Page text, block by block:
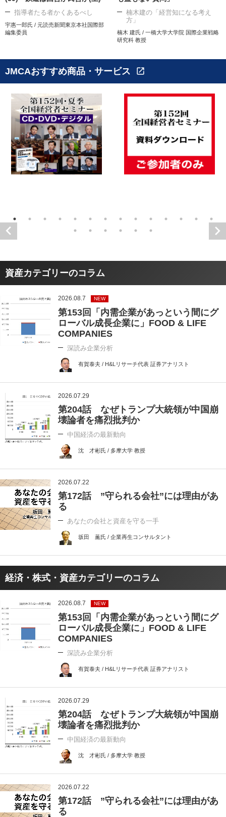
指導者たる者かくあるべし
宇惠一郎氏 / 元読売新聞東京本社国際部
編集委員
楠木建の「経営知になる考え
方」
楠木 建氏 / 一橋大学大学院 国際企業戦略
研究科 教授
JMCAおすすめ商品・サービス open_in_new
資産カテゴリーのコラム
2026.08.7 NEW
第153回「内需企業があっという間にグ
ローバル成長企業に」FOOD & LIFE
COMPANIES
深読み企業分析
有賀泰夫 / H&Lリサーチ代表 証券アナリスト
2026.07.29
第204話 なぜトランプ大統領が中国崩
壊論者を痛烈批判か
中国経済の最新動向
沈 才彬氏 / 多摩大学 教授
2026.07.22
第172話 ”守られる会社”には理由があ
る
あなたの会社と資産を守る一手
坂田 薫氏 / 企業再生コンサルタント
経済・株式・資産カテゴリーのコラム
2026.08.7 NEW
第153回「内需企業があっという間にグ
ローバル成長企業に」FOOD & LIFE
COMPANIES
深読み企業分析
有賀泰夫 / H&Lリサーチ代表 証券アナリスト
2026.07.29
第204話 なぜトランプ大統領が中国崩
壊論者を痛烈批判か
中国経済の最新動向
沈 才彬氏 / 多摩大学 教授
2026.07.22
第172話 ”守られる会社”には理由があ
る